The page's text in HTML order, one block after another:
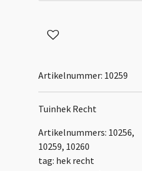
Artikelnummer: 10259
Tuinhek Recht
Artikelnummers: 10256,
10259, 10260
tag: hek recht